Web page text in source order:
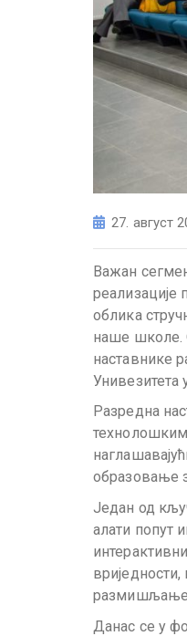
27. август
Важан
реализације
облика
наше школе.
наставнике
Унивезитета
Разредна
технолошким
образовање
Један од
алати попут
размишљање
Данас се у